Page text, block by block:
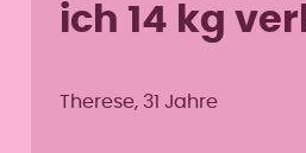
ich 14 kg
Therese, 31 Jahre